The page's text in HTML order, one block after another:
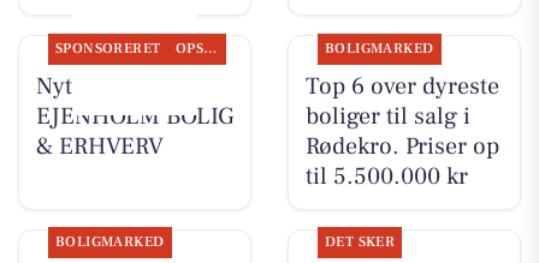
SPONSORERET OPSLAGSTAVLEN
Nyt fra
EJENHOLM BOLIG
& ERHVERV
BOLIGMARKED
Top 6 over dyreste
boliger til salg i
Rødekro. Priser op
til 5.500.000 kr
BOLIGMARKED DET SKER